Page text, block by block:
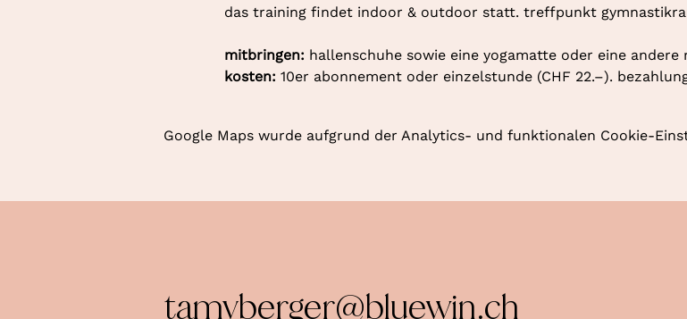
das training findet indoor & outdoor statt. treffpunkt
mitbringen: hallenschuhe sowie eine yogamatte oder eine
kosten: 10er abonnement oder einzelstunde (CHF 22.–).
Google Maps wurde aufgrund der Analytics- und funktionalen Cookie-
tamyberger@bluewin.ch